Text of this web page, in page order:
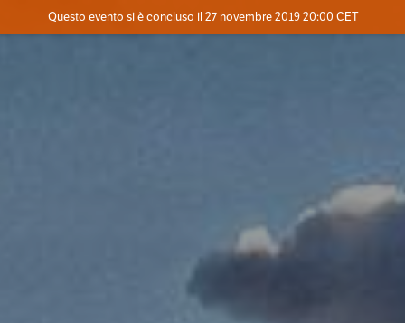
Dove
Questo evento si è concluso il 27 novembre 2019 20:00 CET